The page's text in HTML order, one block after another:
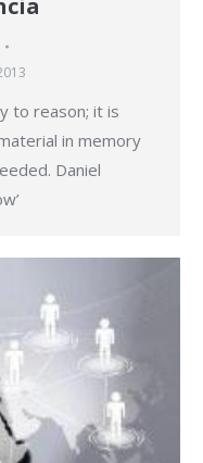
to reason; it is
in memory
Daniel